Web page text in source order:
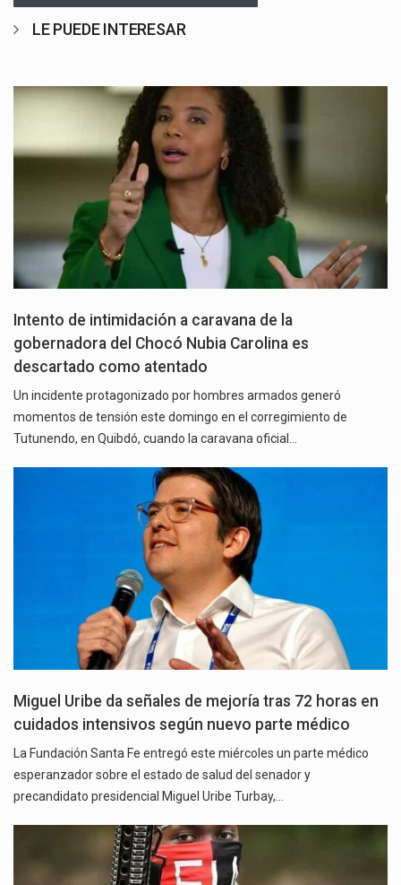
LE PUEDE INTERESAR
Intento de intimidación a caravana de la
gobernadora del Chocó Nubia Carolina es
descartado como atentado
Un incidente protagonizado por hombres armados generó
momentos de tensión este domingo en el corregimiento de
Tutunendo, en Quibdó, cuando la caravana oficial…
Miguel Uribe da señales de mejoría tras 72 horas en
cuidados intensivos según nuevo parte médico
La Fundación Santa Fe entregó este miércoles un parte médico
esperanzador sobre el estado de salud del senador y
precandidato presidencial Miguel Uribe Turbay,…